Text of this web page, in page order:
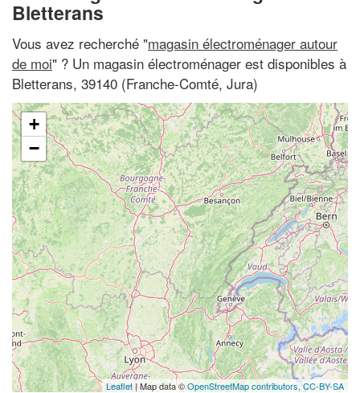
Bletterans
Vous avez recherché "magasin électroménager autour
de moi" ? Un magasin électroménager est disponibles à
Bletterans, 39140 (Franche-Comté, Jura)
+
−
Leaflet| Map data ©OpenStreetMap contributors,CC-BY-SA